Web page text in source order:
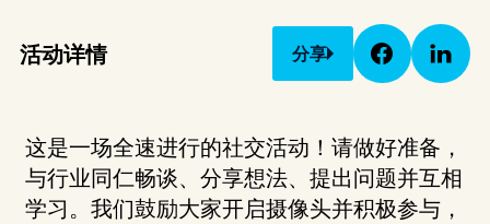
活动详情 分享
这是一场全速进行的社交活动！请做好准备，
与行业同仁畅谈、分享想法、提出问题并互相
学习。我们鼓励大家开启摄像头并积极参与，